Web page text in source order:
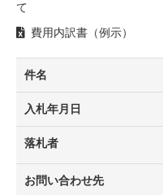
て
費用内訳書（例示）
件名
入札年月日
落札者
お問い合わせ先